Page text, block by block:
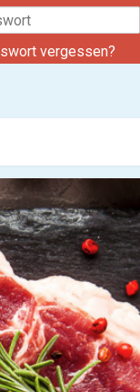
vergessen?